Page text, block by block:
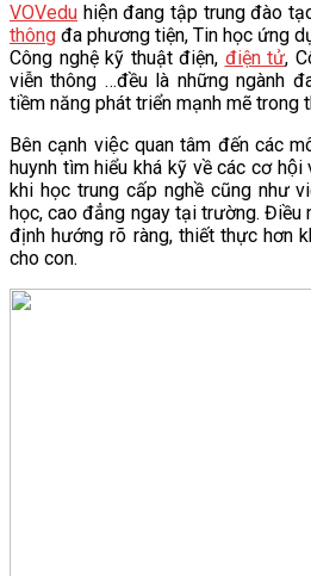
VOVedu hiện đang tập trung đào
thông đa phương tiện, Tin học ứng
Công nghệ kỹ thuật điện, điện tử,
viễn thông …đều là những ngành
tiềm năng phát triển mạnh mẽ trong
Bên cạnh việc quan tâm đến các
huynh tìm hiểu khá kỹ về các cơ
khi học trung cấp nghề cũng như
học, cao đẳng ngay tại trường. Điều
định hướng rõ ràng, thiết thực hơn
cho con.